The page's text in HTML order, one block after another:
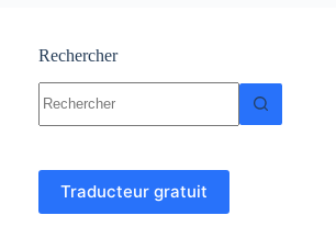
TP-
Rechercher
résultat
Traducteur gratuit